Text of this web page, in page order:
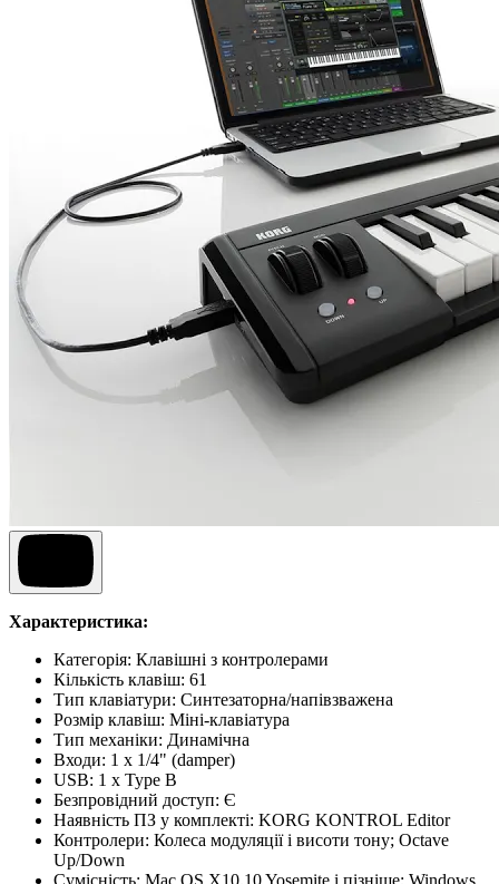
Характеристика:
Категорія: Клавішні з контролерами
Кількість клавіш: 61
Тип клавіатури: Синтезаторна/напівзважена
Розмір клавіш: Міні-клавіатура
Тип механіки: Динамічна
Входи: 1 x 1/4" (damper)
USB: 1 х Type B
Безпровідний доступ: Є
Наявність ПЗ у комплекті: KORG KONTROL Editor
Контролери: Колеса модуляції і висоти тону; Octave
Up/Down